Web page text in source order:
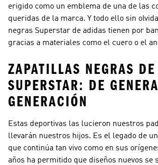
erigido como un emblema de una de las
queridas de la marca. Y todo ello sin
negras Superstar de adidas tienen por
gracias a materiales como el cuero o el
ZAPATILLAS NEGRAS
SUPERSTAR: DE
GENERACIÓN
Estas deportivas las lucieron nuestros
llevarán nuestros hijos. Es el legado de
que continúa tan vivo como en sus
años ha permitido que diseños nuevos se